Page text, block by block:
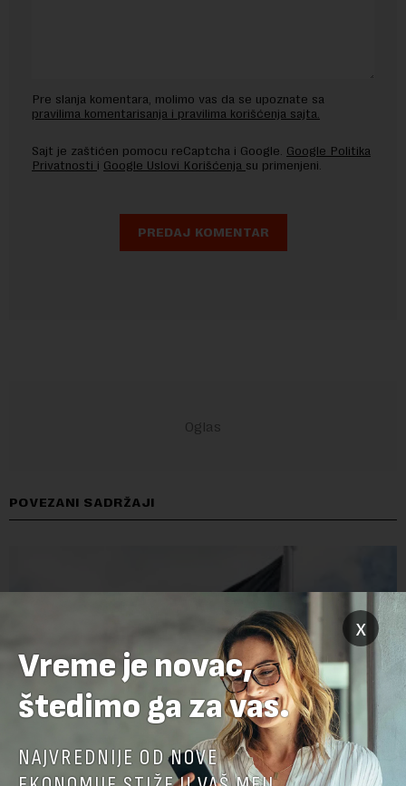
Pre slanja komentara, molimo vas da se upoznate sa
pravilima komentarisanja i pravilima korišćenja sajta.
Sajt je zaštićen pomocu reCaptcha i Google. Google Politika
Privatnosti i Google Uslovi Korišćenja su primenjeni.
POVEZANI SADRŽAJI
x
Vreme je novac,
štedimo ga za vas.
NAJVREDNIJE OD NOVE